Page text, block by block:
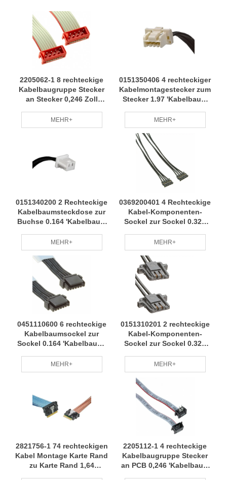
2205062-1 8 rechteckige
Kabelbaugruppe Stecker
an Stecker 0,246 Zoll
Herstellung individuell
nach Bedarf RCD
MEHR+
0151350406 4 rechteckiger
Kabelmontagestecker zum
Stecker 1.97 'Kabelbaum
weit anwendbar RCD
MEHR+
0151340200 2 Rechteckige
Kabelbaumsteckdose zur
Buchse 0.164 'Kabelbaum
vollständige
Spezifikationen, RCD
MEHR+
0369200401 4 Rechteckige
Kabel-Komponenten-
Sockel zur Sockel 0.328
Material Stability
Performance RCD
MEHR+
0451110600 6 rechteckige
Kabelbaumsockel zur
Sockel 0.164 'Kabelbaum-
schnelle Lieferung RCD
MEHR+
0151310201 2 rechteckige
Kabel-Komponenten-
Sockel zur Sockel 0.328
Anpassung Berufsteam
RCD
MEHR+
2821756-1 74 rechteckigen
Kabel Montage Karte Rand
zu Karte Rand 1,64
2205112-1 4 rechteckige
Kabelbaugruppe Stecker
an PCB 0,246 'Kabelbaum